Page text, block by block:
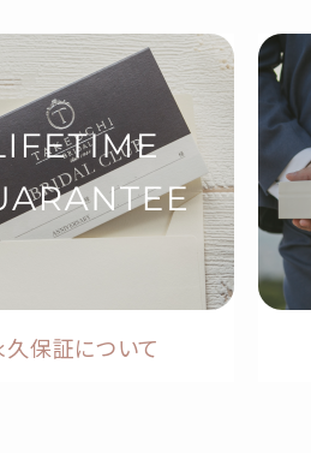
久保証について